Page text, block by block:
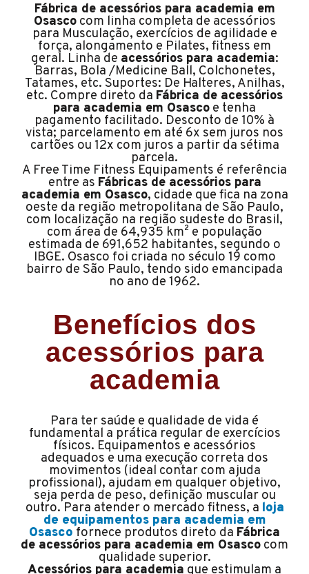
Fábrica de acessórios para academia em
Osascocom linha completa de acessórios
para Musculação, exercícios de agilidade e
força, alongamento e Pilates, fitness em
geral. Linha de acessórios para academia:
Barras, Bola /Medicine Ball, Colchonetes,
Tatames, etc. Suportes: De Halteres, Anilhas,
etc. Compre direto da Fábrica de acessórios
para academia em Osasco e tenha
pagamento facilitado. Desconto de 10% à
vista; parcelamento em até 6x sem juros nos
cartões ou 12x com juros a partir da sétima
parcela.
A Free Time Fitness Equipaments é referência
entre as Fábricas de acessórios para
academia em Osasco, cidade que fica na zona
oeste da região metropolitana de São Paulo,
com localização na região sudeste do Brasil,
com área de 64,935 km² e população
estimada de 691,652 habitantes, segundo o
IBGE. Osasco foi criada no século 19 como
bairro de São Paulo, tendo sido emancipada
no ano de 1962.
Benefícios dos
acessórios para
academia
Para ter saúde e qualidade de vida é
fundamental a prática regular de exercícios
físicos. Equipamentos e acessórios
adequados e uma execução correta dos
movimentos (ideal contar com ajuda
profissional), ajudam em qualquer objetivo,
seja perda de peso, definição muscular ou
outro. Para atender o mercado fitness, a loja
de equipamentos para academia em
Osasco fornece produtos direto da Fábrica
de acessórios para academia em Osasco com
qualidade superior.
Acessórios para academia que estimulam a